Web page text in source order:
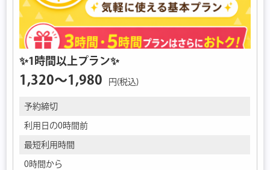
✨1時間以上プラン✨
1,320〜1,980 円(税込)
予約締切
利用日の0時間前
最短利用時間
0時間から